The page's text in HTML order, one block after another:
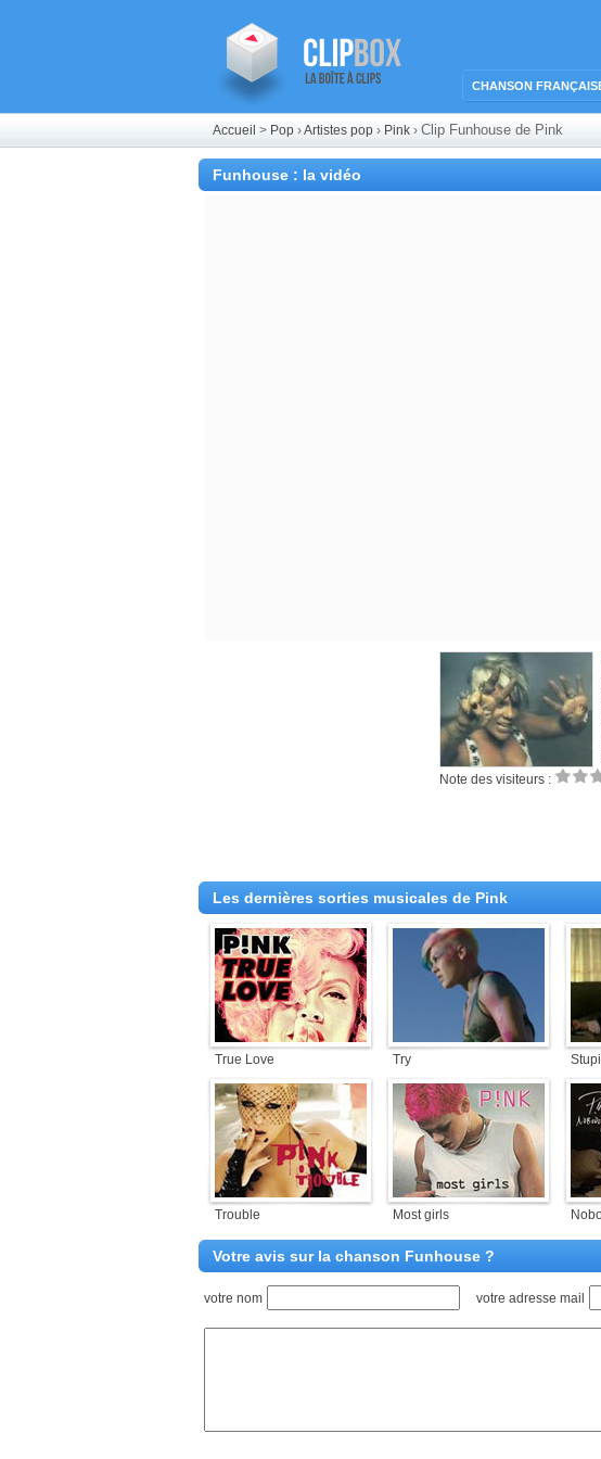
CHANSON
Accueil > Pop ›Artistes pop › Pink › Clip Funhouse de Pink
Funhouse : la vidéo
Note des visiteurs :
Les dernières sorties musicales de Pink
True Love Try
Trouble Most girls
Votre avis sur la chanson Funhouse ?
votre nom votre adresse mail